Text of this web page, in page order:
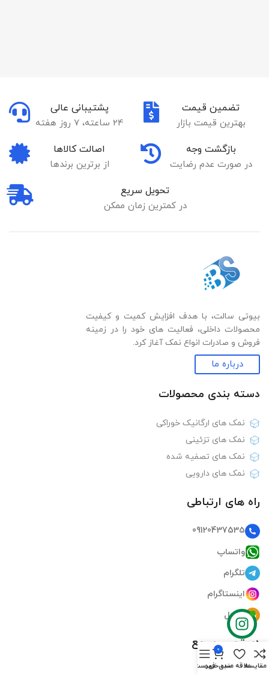
تضمین قیمت
بهترین قیمت بازار
پشتیبانی عالی
24 ساعته، 7 روز هفته
بازگشت وجه
در صورت عدم رضایت
اصالت کالاها
از برترین برندها
تحویل سریع
در کمترین زمان ممکن
بیوتی سالت، با هدف افزایش کمیت و کیفیت
محصولات داخلی، فعالیت های خود را در زمینه
فروش و صادرات انواع نمک آغاز کرد.
درباره ما
دسته بندی‌ محصولات
نمک های ارگانیک خوراکی
نمک های تزئینی
نمک های تصفیه شده
نمک های دارویی
راه های ارتباطی
09120437535
واتساپ
تلگرام
اینستاگرام
ایمیل
دسترسی سریع
صفحه اصلی
مقایسهعلاقه مندی
0
سبد خرید
فهرست